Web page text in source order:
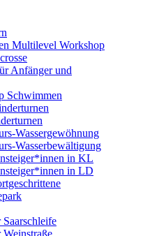
Multilevel Workshop
Anfänger und
Schwimmen
Wassergewöhnung
Wasserbewältigung
in KL
in LD
Weinstraße